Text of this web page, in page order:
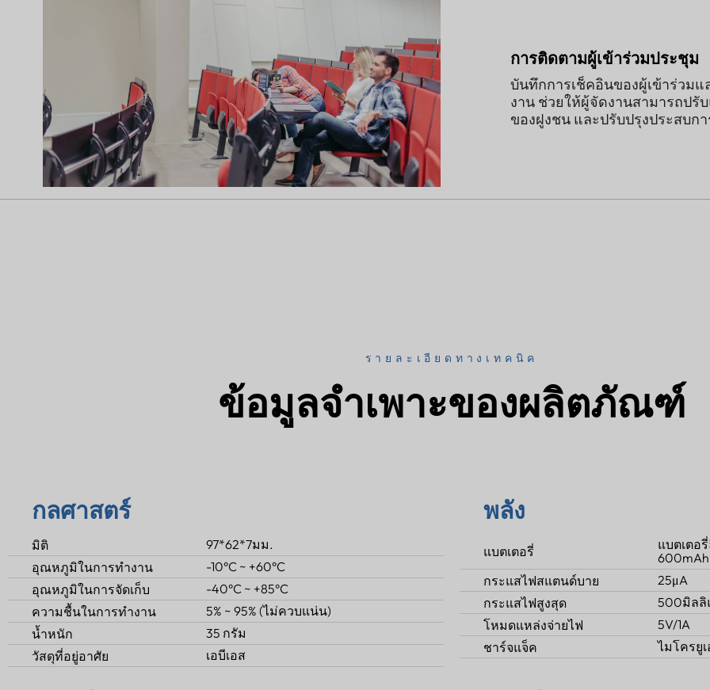
การติดตามผู้เข้าร่วมประชุม
บันทึกการเช็คอินของผู้เข้าร่วม
งาน ช่วยให้ผู้จัดงานสามารถปรั
ของฝูงชน และปรับปรุงประสบก
รายละเอียดทางเทคนิค
ข้อมูลจำเพาะของผลิตภัณฑ์
กลศาสตร์
มิติ
97*62*7มม.
อุณหภูมิในการทำงาน
-10°C ~ +60°C
อุณหภูมิในการจัดเก็บ
-40°C ~ +85°C
ความชื้นในการทำงาน
5% ~ 95% (ไม่ควบแน่น)
น้ำหนัก
35 กรัม
วัสดุที่อยู่อาศัย
เอบีเอส
พลัง
แบตเตอรี่
แบตเตอ
600mAh
กระแสไฟสแตนด์บาย
25μA
กระแสไฟสูงสุด
500มิลลิ
โหมดแหล่งจ่ายไฟ
5V/1A
ชาร์จแจ็ค
ไมโครยู